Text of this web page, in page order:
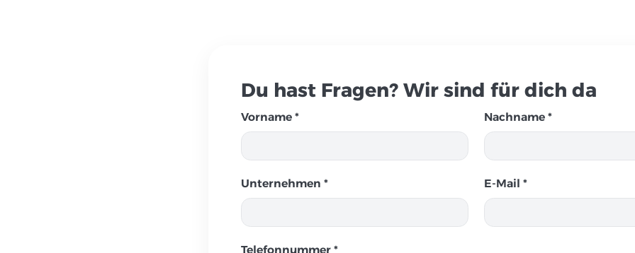
Du hast Fragen? Wir sind für dich da
Vorname * Nachname *
Unternehmen * E-Mail *
Telefonnummer *